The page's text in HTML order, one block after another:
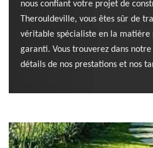
nous confiant votre projet de
Therouldeville, vous êtes sûr de
véritable spécialiste en la matière
garanti. Vous trouverez dans
détails de nos prestations et nos